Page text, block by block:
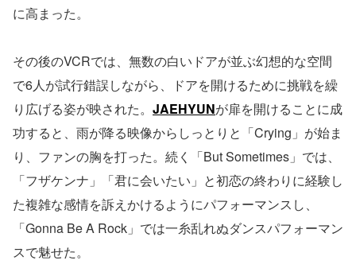
に高まった。
その後のVCRでは、無数の白いドアが並ぶ幻想的な空間
で6人が試行錯誤しながら、ドアを開けるために挑戦を繰
り広げる姿が映された。 JAEHYUNが扉を開けることに成
功すると、雨が降る映像からしっとりと「Crying」が始ま
り、ファンの胸を打った。続く「But Sometimes」では、
「フザケンナ」「君に会いたい」と初恋の終わりに経験し
た複雑な感情を訴えかけるようにパフォーマンスし、
「Gonna Be A Rock」では一糸乱れぬダンスパフォーマン
スで魅せた。